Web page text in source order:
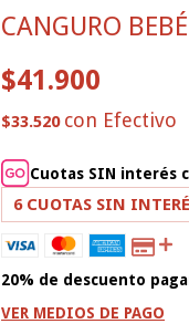
CANGURO
$41.900
$33.520 con Efectivo
Cuotas SIN interés
6 CUOTAS SIN
20% de descuento
VER MEDIOS DE PAGO